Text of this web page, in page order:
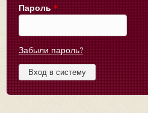
Пароль *
Забыли пароль?